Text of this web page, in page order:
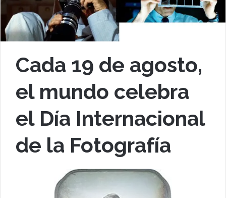
Cada 19 de agosto,
el mundo celebra
el Día Internacional
de la Fotografía